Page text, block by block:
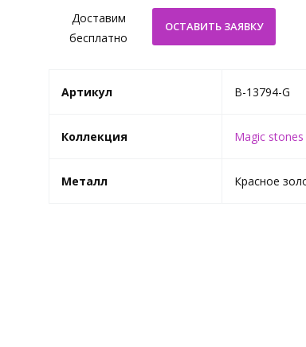
Доставим
бесплатно
Артикул B-13794-G
Коллекция Magic stones
Металл Красное